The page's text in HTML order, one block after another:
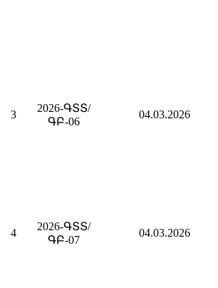
3
2026-ԳՏՏ/
ԳԲ-06
04.03.2026
4
2026-ԳՏՏ/
ԳԲ-07
04.03.2026